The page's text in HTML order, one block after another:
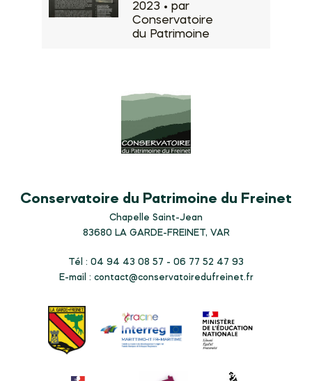
2023 • par
Conservatoire
du Patrimoine
Conservatoire du Patrimoine du Freinet
Chapelle Saint-Jean
83680 LA GARDE-FREINET, VAR
Tél : 04 94 43 08 57 - 06 77 52 47 93
E-mail : contact@conservatoiredufreinet.fr